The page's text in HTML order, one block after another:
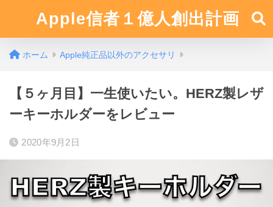
Apple信者１億人創出計画
ホーム Apple純正品以外のアクセサリ
【５ヶ月目】一生使いたい。HERZ製レザ
ーキーホルダーをレビュー
2020年9月2日